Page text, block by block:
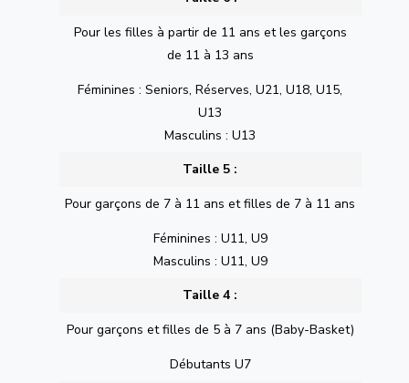
Pour les filles à partir de 11 ans et les garçons
de 11 à 13 ans
Féminines : Seniors, Réserves, U21, U18, U15,
U13
Masculins : U13
Taille 5 :
Pour garçons de 7 à 11 ans et filles de 7 à 11 ans
Féminines : U11, U9
Masculins : U11, U9
Taille 4 :
Pour garçons et filles de 5 à 7 ans (Baby-Basket)
Débutants U7